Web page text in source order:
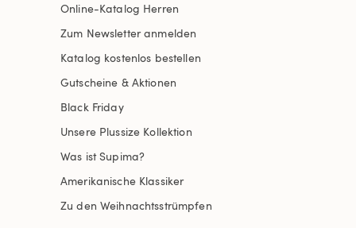
Online-Katalog Herren
Zum Newsletter anmelden
Katalog kostenlos bestellen
Gutscheine & Aktionen
Black Friday
Unsere Plussize Kollektion
Was ist Supima?
Amerikanische Klassiker
Zu den Weihnachtsstrümpfen